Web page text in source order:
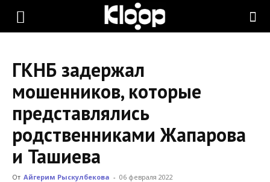
KLOOP.KG
Новости
Кыргызстана
ГКНБ задержал
мошенников, которые
представлялись
родственниками Жапарова
и Ташиева
От Айгерим Рыскулбекова - 06 февраля 2022